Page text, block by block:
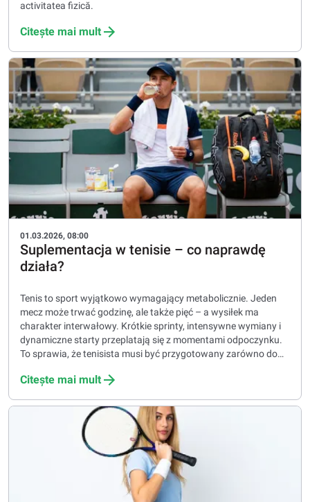
activitatea fizică.
Citește mai mult
01.03.2026, 08:00
Suplementacja w tenisie – co naprawdę
działa?
Tenis to sport wyjątkowo wymagający metabolicznie. Jeden
mecz może trwać godzinę, ale także pięć – a wysiłek ma
charakter interwałowy. Krótkie sprinty, intensywne wymiany i
dynamiczne starty przeplatają się z momentami odpoczynku.
To sprawia, że tenisista musi być przygotowany zarówno do
wytrzymałościowej.
Citește mai mult